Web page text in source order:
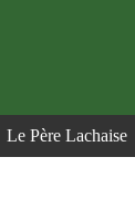
Le Père Lachaise